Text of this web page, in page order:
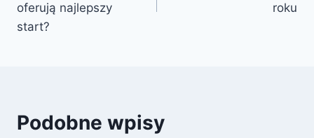
oferują najlepszy
start?
roku
Podobne wpisy